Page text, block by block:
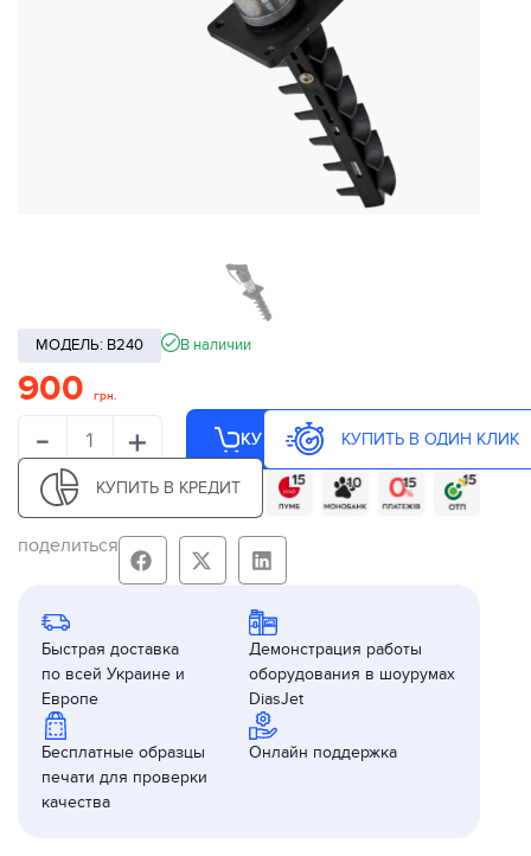
МОДЕЛЬ: B240 В наличии
900 грн.
- + КУПИТЬ КУПИТЬ В ОДИН КЛИК
КУПИТЬ В КРЕДИТ
поделиться
Быстрая доставка
по всей Украине и
Европе
Демонстрация работы
оборудования в шоурумах
DiasJet
Бесплатные образцы
печати для проверки
качества
Онлайн поддержка